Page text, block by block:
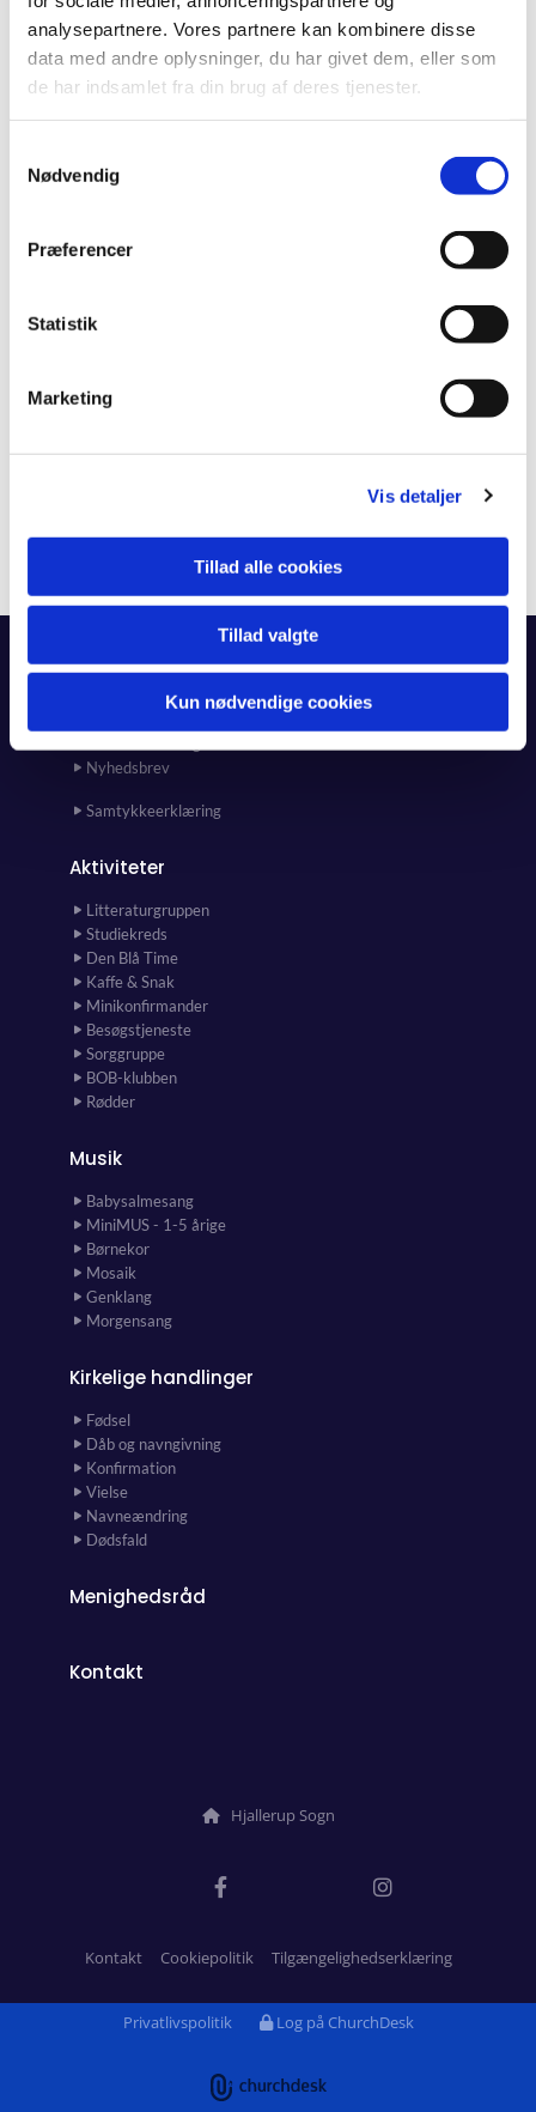
analysepartnere. Vores partnere kan kombinere disse
data med andre oplysninger, du har givet dem, eller som
de har indsamlet fra din brug af deres tjenester.
Nødvendig
Præferencer
Statistik
Marketing
Vis detaljer
Tillad alle cookies
Tillad valgte
Kun nødvendige cookies
lide...
Forside
Nyhedsbrev
Samtykkeerklæring
Aktiviteter
Litteraturgruppen
Studiekreds
Den Blå Time
Kaffe & Snak
Minikonfirmander
Besøgstjeneste
Sorggruppe
BOB-klubben
Rødder
Musik
Babysalmesang
MiniMUS - 1-5 årige
Børnekor
Mosaik
Genklang
Morgensang
Kirkelige handlinger
Fødsel
Dåb og navngivning
Konfirmation
Vielse
Navneændring
Dødsfald
Menighedsråd
Kontakt
Hjallerup Sogn
Kontakt Cookiepolitik Tilgængelighedserklæring
Privatlivspolitik Log på ChurchDesk